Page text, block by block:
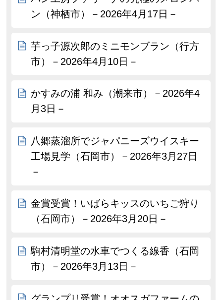
ン（神栖市）－2026年4月17日－
芋っ子源次郎のミニモンブラン（行方
市）－2026年4月10日－
かすみの浦 和み（潮来市）－2026年4
月3日－
八郷蒸溜所でジャパニーズウイスキー
工場見学（石岡市）－2026年3月27日
－
金賞受賞！いばらキッスのいちご狩り
（石岡市）－2026年3月20日－
駒村清明堂の水車でつくる線香（石岡
市）－2026年3月13日－